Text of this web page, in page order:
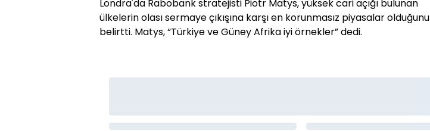
Londra'da Rabobank stratejisti Piotr Matys, yüksek cari açığı bulunan
ülkelerin olası sermaye çıkışına karşı en korunmasız piyasalar olduğunu
belirtti. Matys, “Türkiye ve Güney Afrika iyi örnekler” dedi.